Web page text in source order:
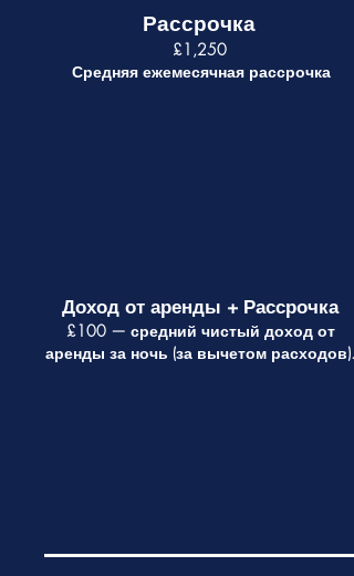
Рассрочка
£1,250
Средняя ежемесячная рассрочка
Доход от аренды + Рассрочка
£100 — средний чистый доход от
аренды за ночь (за вычетом расходов).